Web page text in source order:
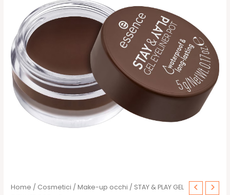
Home / Cosmetici /Make-up occhi / STAY & PLAY GEL